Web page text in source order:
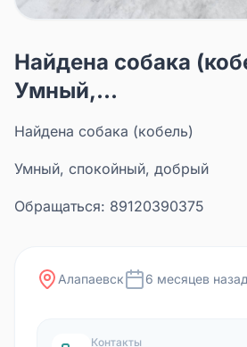
Найдена собака
Умный,...
Найдена собака (кобель)
Умный, спокойный, добрый
Обращаться: 89120390375
Алапаевск 6 месяцев назад
Контакты